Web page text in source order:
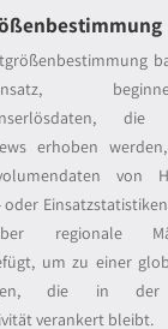
Ansatz,
erhoben
von
regionale
um zu einer
die in der
verankert bleibt.